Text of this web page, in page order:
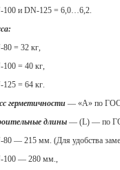
и DN-125 = 6,0…6,2.
= 32 кг,
= 40 кг,
= 64 кг.
герметичности — «А» по
длины — (L) — по
80 — 215 мм. (Для удобства
100 — 280 мм.,